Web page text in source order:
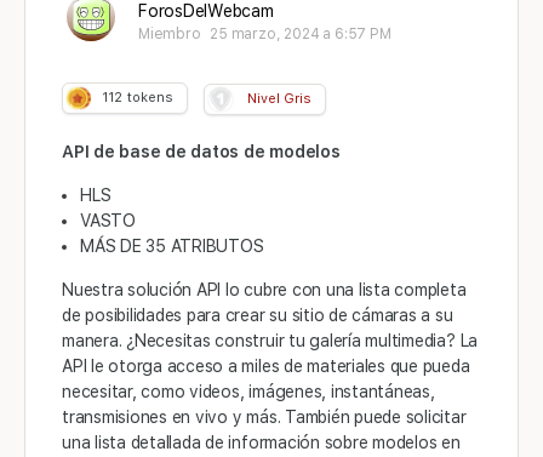
ForosDelWebcam
Miembro 25 marzo, 2024 a 6:57 PM
112 tokens Nivel Gris
API de base de datos de modelos
HLS
VASTO
MÁS DE 35 ATRIBUTOS
Nuestra solución API lo cubre con una lista completa
de posibilidades para crear su sitio de cámaras a su
manera. ¿Necesitas construir tu galería multimedia? La
API le otorga acceso a miles de materiales que pueda
necesitar, como videos, imágenes, instantáneas,
transmisiones en vivo y más. También puede solicitar
una lista detallada de información sobre modelos en